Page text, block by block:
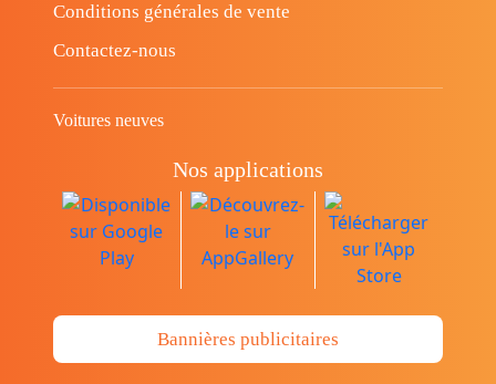
Conditions générales de vente
Contactez-nous
Voitures neuves
Nos applications
Bannières publicitaires